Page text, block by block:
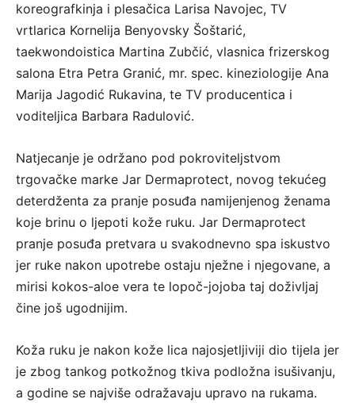
koreografkinja i plesačica Larisa Navojec, TV
vrtlarica Kornelija Benyovsky Šoštarić,
taekwondoistica Martina Zubčić, vlasnica frizerskog
salona Etra Petra Granić, mr. spec. kineziologije Ana
Marija Jagodić Rukavina, te TV producentica i
voditeljica Barbara Radulović.
Natjecanje je održano pod pokroviteljstvom
trgovačke marke Jar Dermaprotect, novog tekućeg
deterdženta za pranje posuđa namijenjenog ženama
koje brinu o ljepoti kože ruku. Jar Dermaprotect
pranje posuđa pretvara u svakodnevno spa iskustvo
jer ruke nakon upotrebe ostaju nježne i njegovane, a
mirisi kokos-aloe vera te lopoč-jojoba taj doživljaj
čine još ugodnijim.
Koža ruku je nakon kože lica najosjetljiviji dio tijela jer
je zbog tankog potkožnog tkiva podložna isušivanju,
a godine se najviše odražavaju upravo na rukama.